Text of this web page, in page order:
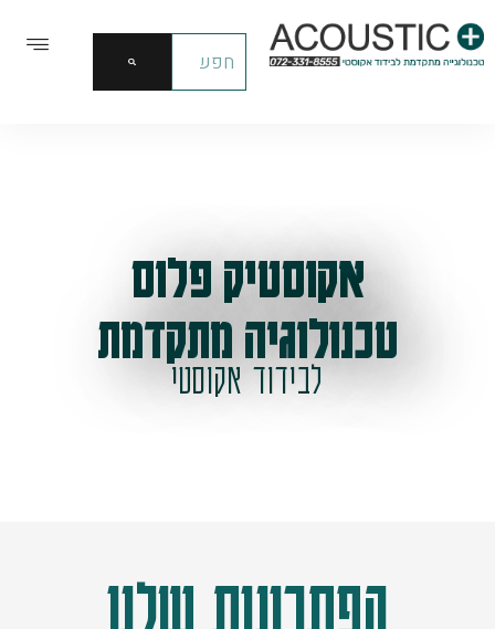
אקוסטיק פלוס
טכנולוגיה מתקדמת
לבידוד אקוסטי
הפתרונות שלנו